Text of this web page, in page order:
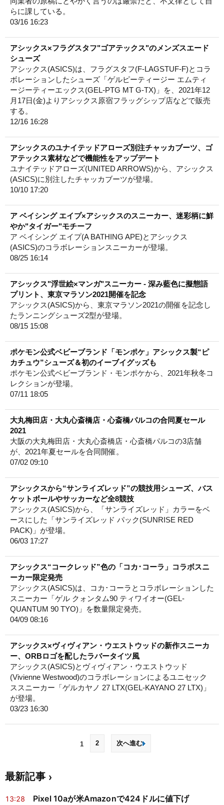
らに課している。
03/16 16:23
アシックス×フラグスタフ"ゴアテックス"のメンズスエード
シューズ
アシックス(ASICS)は、フラグスタフ(F-LAGSTUF-F)とコラ
ボレーションしたシューズ「ゲルピーティージー エムティ
ージーティーエックス(GEL-PTG MT G-TX)」を、2021年12
月17日(金)よりアシックス原宿フラッグシップ店などで販売
する。
12/16 16:28
アシックスのユナイテッドアローズ別注チャッカブーツ、ゴ
アテックス素材などで機能性をアップデート
ユナイテッドアローズ(UNITED ARROWS)から、アシックス
(ASICS)に別注したチャッカブーツが登場。
10/10 17:20
ア ベイシング エイプ×アシックスのスニーカー、迷彩柄に鮮
やか"タイガー"モチーフ
ア ベイシング エイプ(A BATHING APE)とアシックス
(ASICS)のコラボレーションスニーカーが登場。
08/25 16:14
アシックス"浮世絵×マンガ"スニーカー - 深み藍色に擬態語
プリント、東京マラソン2021開催を記念
アシックス(ASICS)から、東京マラソン2021の開催を記念し
たランニングシューズ2型が登場。
08/15 15:08
ポケモン公式ベビーブランド「モンポケ」アシックス製“ピ
カチュウ”シューズ＆初のイーブイグッズも
ポケモン公式ベビーブランド・モンポケから、2021年秋冬コ
レクションが登場。
07/11 18:05
大丸梅田店・大丸心斎橋店・心斎橋パルコの合同夏セール
2021
大阪の大丸梅田店・大丸心斎橋店・心斎橋パルコの3店舗
が、2021年夏セールを合同開催。
07/02 09:10
アシックスから“サンライズレッド”の競技用シューズ、バス
ケットボールやサッカーなど全8競技
アシックス(ASICS)から、「サンライズレッド」カラーをベ
ースにした「サンライズレッド パック(SUNRISE RED
PACK)」が登場。
06/03 17:27
アシックス“コークレッド”色の「コカ･コーラ」コラボスニ
ーカー限定発売
アシックス(ASICS)は、コカ･コーラとコラボレーションした
スニーカー「ゲル クォンタム90 ティワイオー(GEL-
QUANTUM 90 TYO)」を数量限定発売。
04/09 08:16
アシックス×ヴィヴィアン・ウエストウッドの新作スニーカ
ー、ORBロゴを配したラバータイツ風
アシックス(ASICS)とヴィヴィアン・ウエストウッド
(Vivienne Westwood)のコラボレーションによるユニセック
ススニーカー「ゲルカヤノ 27 LTX(GEL-KAYANO 27 LTX)」
が登場。
03/23 16:30
1 2 次へ進む
最新記事
13:28
Pixel 10aが米Amazonで424ドルに値下げ